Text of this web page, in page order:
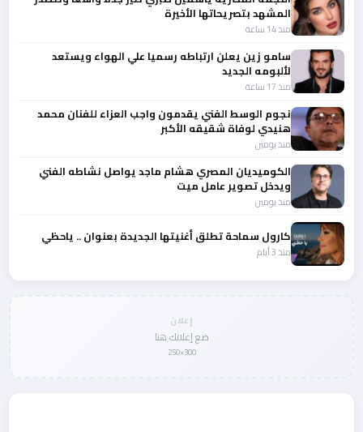
المشهد بتصريحاتها الأخيرة
منذ 14 ساعة
سامو زين يعلن ارتباطه رسميا علي الهواء ويستعد
لألبومه الجديد
منذ 17 ساعة
نجوم الوسط الفني يقدمون واجب العزاء للفنان محمد
هنيدي لوفاة شقيقه الأكبر
منذ يومين
الكوميديان المصري هشام ماجد يواصل نشاطه الفني
ويدخل تصوير عامل ميت
منذ يومين
كارول سماحة تطلق أغنيتها الجديدة بعنوان .. ياحظي
منذ 3 أيام
إعلان
ضع إعلانك هنا
300×250